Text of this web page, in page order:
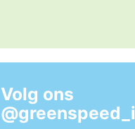
Volg ons